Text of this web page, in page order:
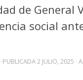
de General
social
· PUBLICADA2 JULIO, 2025 ·